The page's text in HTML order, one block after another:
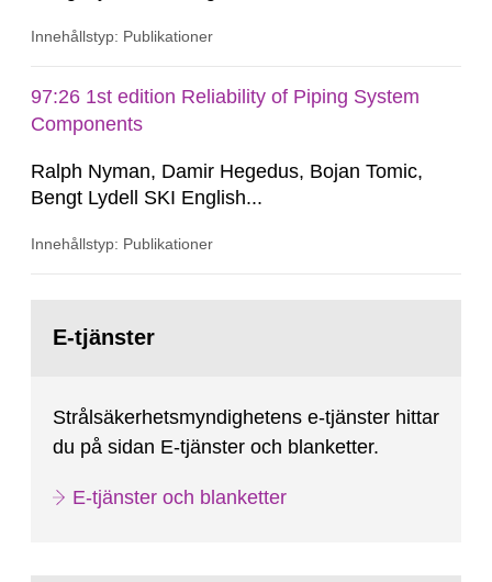
Innehållstyp: Publikationer
97:26 1st edition Reliability of Piping System
Components
Ralph Nyman, Damir Hegedus, Bojan Tomic,
Bengt Lydell SKI English...
Innehållstyp: Publikationer
sida:E-tjänster
Strålsäkerhetsmyndighetens e-tjänster hittar
du på sidan E-tjänster och blanketter.
E-tjänster och blanketter